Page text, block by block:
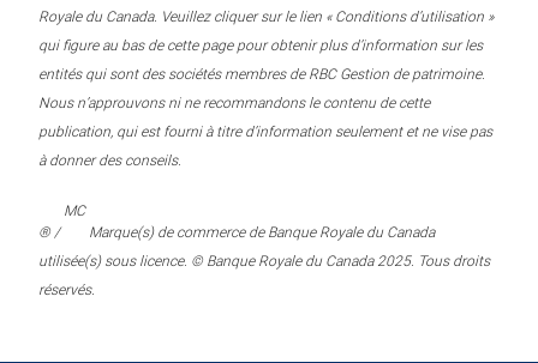
Royale du Canada. Veuillez cliquer sur le lien « Conditions d’utilisation »
qui figure au bas de cette page pour obtenir plus d’information sur les
entités qui sont des sociétés membres de RBC Gestion de patrimoine.
Nous n’approuvons ni ne recommandons le contenu de cette
publication, qui est fourni à titre d’information seulement et ne vise pas
à donner des conseils.
® /
MC
Marque(s) de commerce de Banque Royale du Canada
utilisée(s) sous licence. © Banque Royale du Canada 2025. Tous droits
réservés.